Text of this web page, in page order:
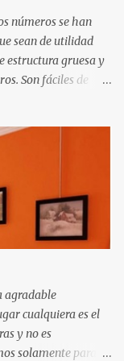
números se han
sean de utilidad
estructura gruesa y
Son fáciles de
los niños, entre
agradable
cualquiera es el
y no es
solamente para